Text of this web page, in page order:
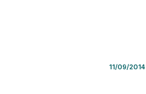
11/09/2014